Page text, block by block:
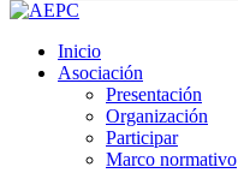
Inicio
Asociación
Presentación
Organización
Participar
Marco normativo